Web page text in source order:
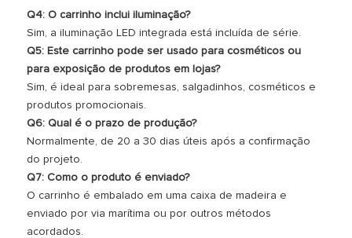
Q4: O carrinho inclui iluminação?
Sim, a iluminação LED integrada está incluída de série.
Q5: Este carrinho pode ser usado para cosméticos ou
para exposição de produtos em lojas?
Sim, é ideal para sobremesas, salgadinhos, cosméticos e
produtos promocionais.
Q6: Qual é o prazo de produção?
Normalmente, de 20 a 30 dias úteis após a confirmação
do projeto.
Q7: Como o produto é enviado?
O carrinho é embalado em uma caixa de madeira e
enviado por via marítima ou por outros métodos
acordados.